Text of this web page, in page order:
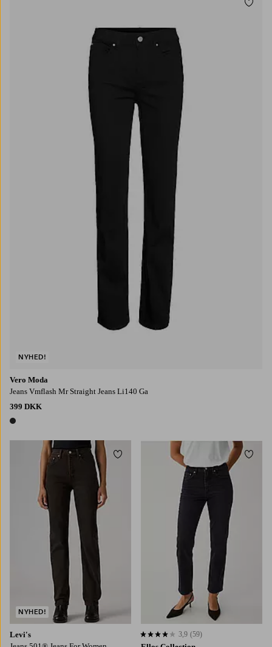
Vero Moda
Jeans Vmflash Mr Straight Jeans Li140 Ga
399 DKK
1 farve
NYHED!
Levi's
NYHED!
Tilføj til favoritter
3,9 baseret på 59 bedømmelser
3,9 (59)